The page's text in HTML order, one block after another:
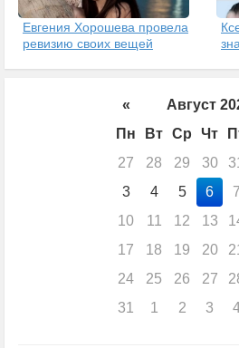
Евгения Хорошева провела
ревизию своих вещей
«
Август
Пн
Вт Ср Чт
27
28 29 30 31
3
4 5 6 7
10
11 12 13
17
18 19 20 21
24
25 26 27
31
1 2 3